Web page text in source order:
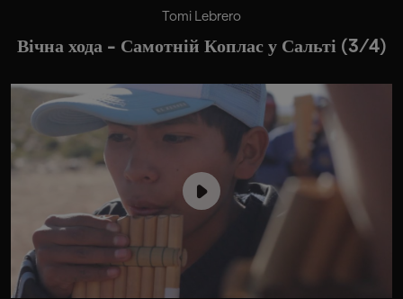
Tomi Lebrero
Вічна хода - Самотній Коплас у Сальті (3/4)